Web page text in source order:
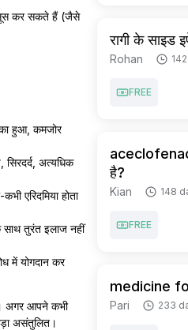
कर सकते हैं (जैसे
हुआ, कमजोर
अत्यधिक
एरिदमिया होता
साथ तुरंत इलाज नहीं
में योगदान कर
अगर आपने कभी
असंतुलित।
रागी के साइड
Rohan
FREE
aceclofenac
है?
Kian 148
FREE
medicine
Pari 233